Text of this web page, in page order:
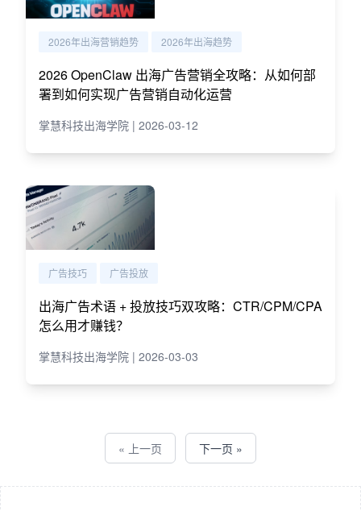
2026年出海营销趋势 2026年出海趋势
2026 OpenClaw 出海广告营销全攻略：从如何部
署到如何实现广告营销自动化运营
掌慧科技出海学院 | 2026-03-12
广告技巧 广告投放
出海广告术语 + 投放技巧双攻略：CTR/CPM/CPA
怎么用才赚钱？
掌慧科技出海学院 | 2026-03-03
« 上一页 下一页 »